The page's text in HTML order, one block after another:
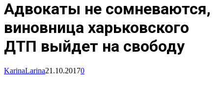
Адвокаты не сомневаются,
виновница харьковского
ДТП выйдет на свободу
KarinaLarina21.10.20170